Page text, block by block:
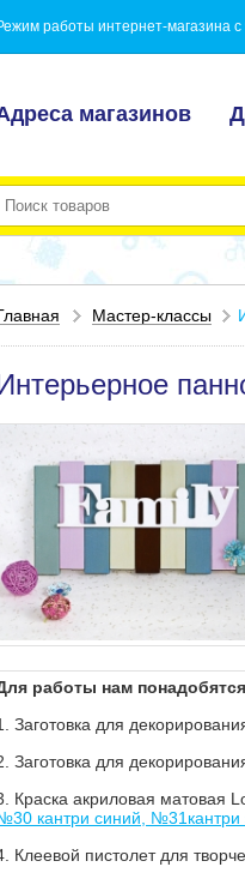
работы интернет-магазина
магазинов
Мастер-классы
работы нам понадобятся
Заготовка для
Заготовка для
Краска акриловая матовая
кантри синий, №31кантри
Клеевой пистолет для